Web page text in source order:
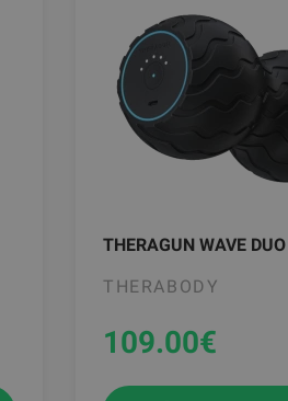
THERAGUN WAVE DUO
THERABODY
109.00€